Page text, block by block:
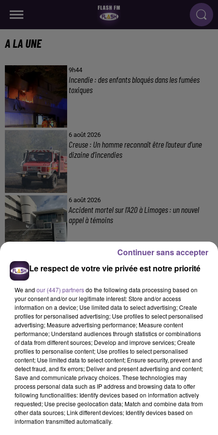
A LA UNE
9h44
Incendie : des enfants bloqués dans les fumées
toxiques
6 août 2026
Creuse : Un homme reconnaît être l’auteur d’une
dizaine d’incendies
6 août 2026
Accident mortel sur l’A20 à Limoges : un nouvel
appel à témoins
4 août 2026
Haute-Vienne : une aide pour les Jeunes
Le respect de votre vie privée est notre priorité
We and our (447) partnersdo the following data processing based on
your consent and/or our legitimate interest: Store and/or access
information on a device; Use limited data to select advertising; Create
profiles for personalised advertising; Use profiles to select personalised
advertising; Measure advertising performance; Measure content
performance; Understand audiences through statistics or combinations
of data from different sources; Develop and improve services; Create
profiles to personalise content; Use profiles to select personalised
content; Use limited data to select content; Ensure security, prevent and
detect fraud, and fix errors; Deliver and present advertising and content;
Save and communicate privacy choices. These technologies may
process personal data such as IP address and browsing data to offer
following functionalities: Identify devices based on information actively
requested; Use precise geolocation data; Match and combine data from
other data sources; Link different devices; Identify devices based on
information transmitted automatically.
Continuer sans accepter